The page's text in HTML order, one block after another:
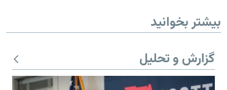
بیشتر بخوانید
گزارش و تحلیل